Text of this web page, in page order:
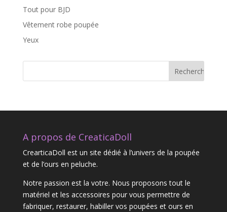
Tout pour BJD
Vêtement robe poupée
Yeux
A propos de CreaticaDoll
CrearticaDoll est un site dédié à l’univers de la poupée
et de l’ours en peluche.
Notre passion est la votre. Nous proposons tout le
matériel et les accessoires pour vous permettre de
fabriquer, restaurer, habiller vos poupées et ours en